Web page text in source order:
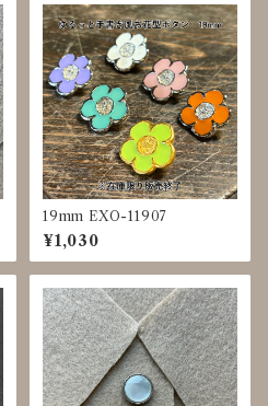
19mm EXO-11907
¥1,030